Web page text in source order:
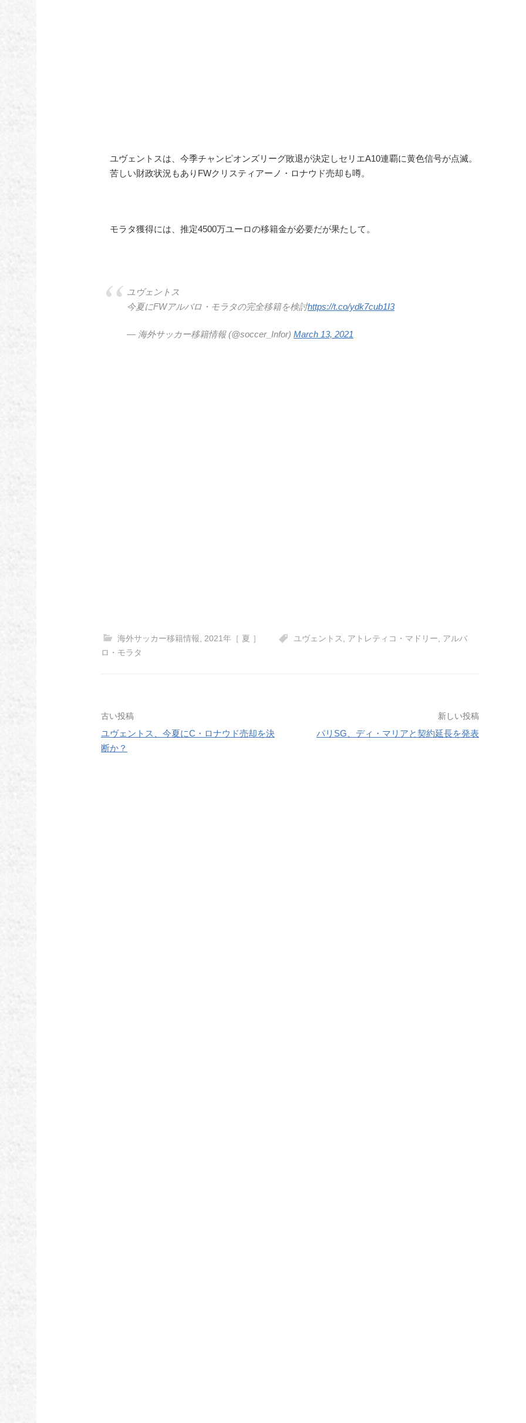
ユヴェントスは、今季チャンピオンズリーグ敗退が決定しセリエA10連覇に黄色信号が点滅。
苦しい財政状況もありFWクリスティアーノ・ロナウド売却も噂。
モラタ獲得には、推定4500万ユーロの移籍金が必要だが果たして。
ユヴェントス
今夏にFWアルバロ・モラタの完全移籍を検討https://t.co/ydk7cub1I3
— 海外サッカー移籍情報 (@soccer_Infor) March 13, 2021
海外サッカー移籍情報 2021年［ 夏 ］ ユヴェントス アトレティコ・マドリー
アルバ
ロ・モラタ
投
稿
古い投稿
ユヴェントス、今夏にC・ロナウド売却を決
断か？
新しい投稿
パリSG、ディ・マリアと契約延長を発表